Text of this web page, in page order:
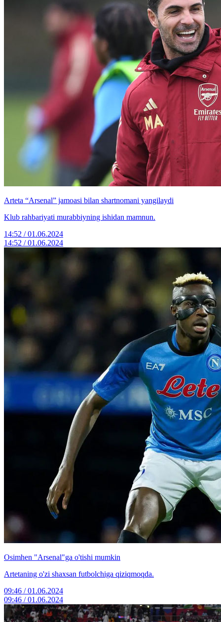
Arteta “Arsenal” jamoasi bilan shartnomani yangilaydi
Klub rahbariyati murabbiyning ishidan mamnun.
14:52 / 01.06.2024
14:52 / 01.06.2024
Osimhen "Arsenal"ga o'tishi mumkin
Artetaning o'zi shaxsan futbolchiga qiziqmoqda.
09:46 / 01.06.2024
09:46 / 01.06.2024